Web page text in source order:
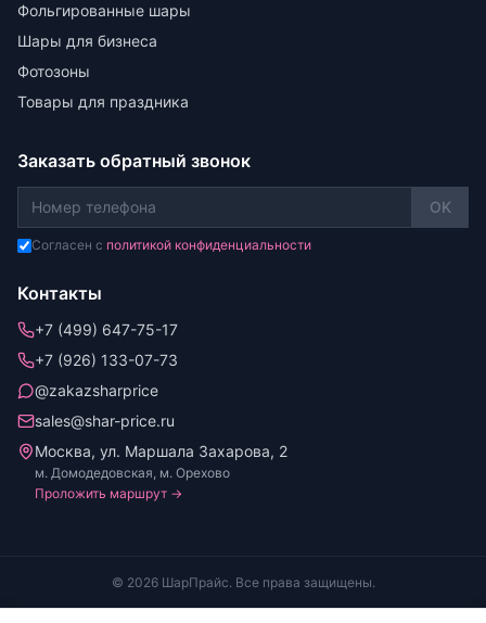
Фольгированные шары
Шары для бизнеса
Фотозоны
Товары для праздника
Заказать обратный звонок
OK
Согласен с политикой конфиденциальности
Контакты
+7 (499) 647-75-17
+7 (926) 133-07-73
@zakazsharprice
sales@shar-price.ru
Москва, ул. Маршала Захарова, 2
м. Домодедовская, м. Орехово
Проложить маршрут →
© 2026 ШарПрайс. Все права защищены.